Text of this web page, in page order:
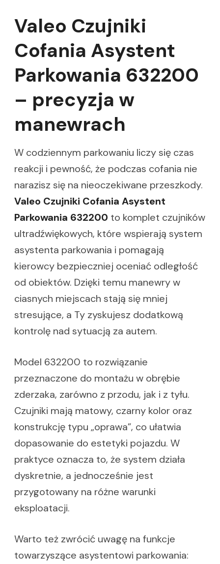
Valeo Czujniki
Cofania Asystent
Parkowania 632200
– precyzja w
manewrach
W codziennym parkowaniu liczy się czas
reakcji i pewność, że podczas cofania nie
narazisz się na nieoczekiwane przeszkody.
Valeo Czujniki Cofania Asystent
Parkowania 632200 to komplet czujników
ultradźwiękowych, które wspierają system
asystenta parkowania i pomagają
kierowcy bezpieczniej oceniać odległość
od obiektów. Dzięki temu manewry w
ciasnych miejscach stają się mniej
stresujące, a Ty zyskujesz dodatkową
kontrolę nad sytuacją za autem.
Model 632200 to rozwiązanie
przeznaczone do montażu w obrębie
zderzaka, zarówno z przodu, jak i z tyłu.
Czujniki mają matowy, czarny kolor oraz
konstrukcję typu „oprawa”, co ułatwia
dopasowanie do estetyki pojazdu. W
praktyce oznacza to, że system działa
dyskretnie, a jednocześnie jest
przygotowany na różne warunki
eksploatacji.
Warto też zwrócić uwagę na funkcje
towarzyszące asystentowi parkowania: